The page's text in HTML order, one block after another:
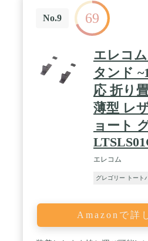
豊かな背景とリアルなキャラ
ます。A17 Proは電力効率も
リーを一日中使えます。プロ
す。 / パワフルなProのカメ
プロ用レンズで、どこまでも
を。48MPメインカメラは、
段と多くのカラーとディテー
倍望遠カメラを搭載した
遠くから、さらにシャープな
できます。 / カスタマイズで
— アクションボタンは、よく
道。消音モード、カメラ、ボ
ットなど、好きなアクション
するだけで起動できます。 /
ブルでMacやiPadを充電でき
ので、データ転送速度が飛躍
全機能 — 緊急通報サービスに
のに、携帯電話通信や Wi- Fi
な時は、衛星経由の緊急
衝突事故検出により、iPhone
No.9 69
エレコ
タンド
応 折り
薄型 レ
ョート
エレコム
グレゴリー トート
Amazonで詳